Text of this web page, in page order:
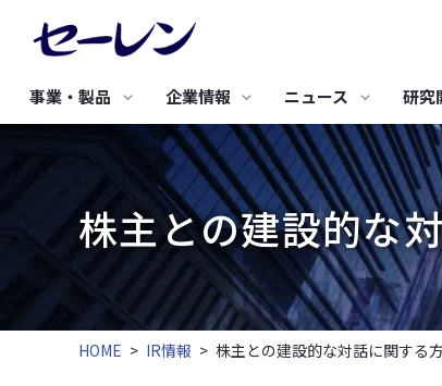
事業・製品
事業・製品TOP
エレクトロニクス
フレキシブル導電素材
導電布・導電不織布
土木・建築・産業資材
高密度織物 防草シート
高性能 調湿気密シート
高耐久遮熱型 透湿防水
企業情報
セーレンについて
代表挨拶
経営理念・経営戦略
沿革
ニュース
IRニュ
研究
研究開発の基礎戦略
研究開発のコンセプト
バリュ
究極
人工
合成皮
成形
サステナビリティTOP
トップメッセージ
サステナビリティ基本方針
サステナビリティ推進体制
セーレンのマテリアリティ
サステナビリティニュース
環境へ
基本方
3つの
事業活
グリ
認証取
株主のみなさまにご挨
セーレンってどんな会
経営方針・戦略
中期経営戦略
ディスクロージャーポリ
キャリア採用
株主との建設的な
HOME > IR情報 > 株主との建設的な対話に関する